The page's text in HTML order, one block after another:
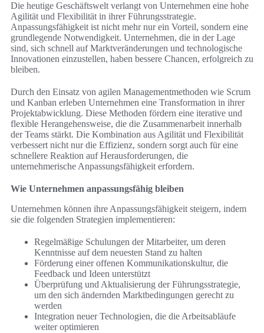
Die heutige Geschäftswelt verlangt von Unternehmen eine hohe
Agilität und Flexibilität in ihrer Führungsstrategie.
Anpassungsfähigkeit ist nicht mehr nur ein Vorteil, sondern eine
grundlegende Notwendigkeit. Unternehmen, die in der Lage
sind, sich schnell auf Marktveränderungen und technologische
Innovationen einzustellen, haben bessere Chancen, erfolgreich zu
bleiben.
Durch den Einsatz von agilen Managementmethoden wie Scrum
und Kanban erleben Unternehmen eine Transformation in ihrer
Projektabwicklung. Diese Methoden fördern eine iterative und
flexible Herangehensweise, die die Zusammenarbeit innerhalb
der Teams stärkt. Die Kombination aus Agilität und Flexibilität
verbessert nicht nur die Effizienz, sondern sorgt auch für eine
schnellere Reaktion auf Herausforderungen, die
unternehmerische Anpassungsfähigkeit erfordern.
Wie Unternehmen anpassungsfähig bleiben
Unternehmen können ihre Anpassungsfähigkeit steigern, indem
sie die folgenden Strategien implementieren:
Regelmäßige Schulungen der Mitarbeiter, um deren
Kenntnisse auf dem neuesten Stand zu halten
Förderung einer offenen Kommunikationskultur, die
Feedback und Ideen unterstützt
Überprüfung und Aktualisierung der Führungsstrategie,
um den sich ändernden Marktbedingungen gerecht zu
werden
Integration neuer Technologien, die die Arbeitsabläufe
weiter optimieren